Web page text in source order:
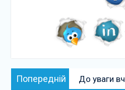
Навігація
записів
Попередній Попередній:
До уваги